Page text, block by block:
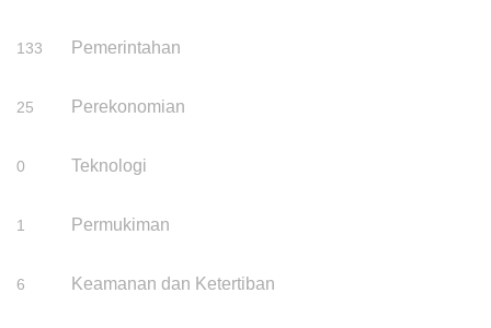
133 Pemerintahan
25 Perekonomian
0 Teknologi
1 Permukiman
6 Keamanan dan Ketertiban